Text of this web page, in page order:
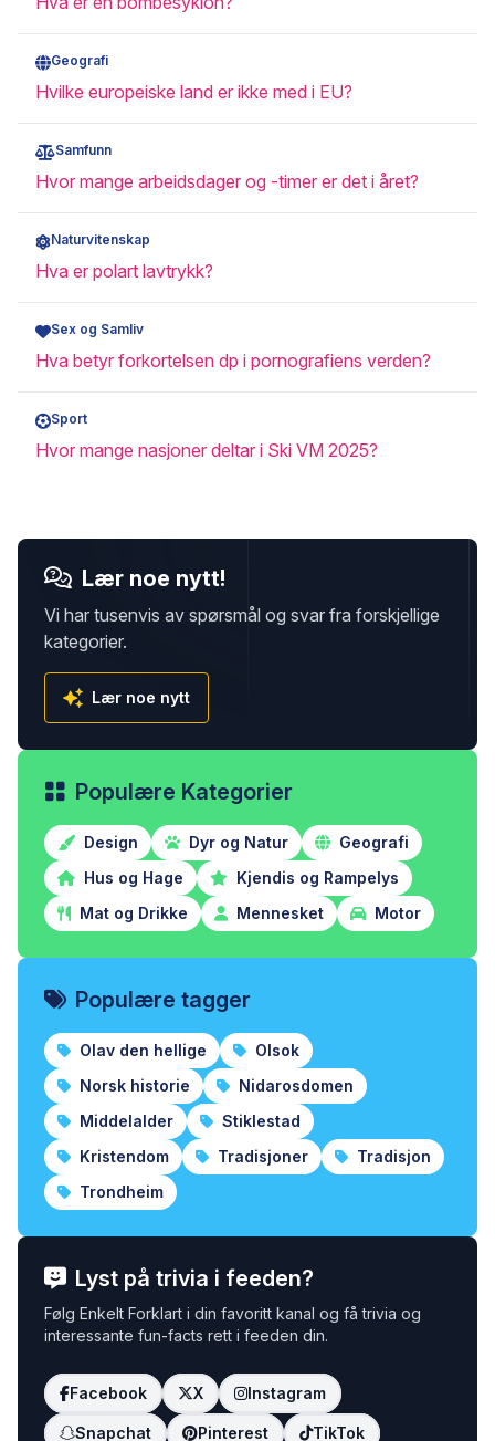
Geografi
Hvilke europeiske land er ikke med i EU?
Samfunn
Hvor mange arbeidsdager og -timer er det i året?
Naturvitenskap
Hva er polart lavtrykk?
Sex og Samliv
Hva betyr forkortelsen dp i pornografiens verden?
Sport
Hvor mange nasjoner deltar i Ski VM 2025?
Lær noe nytt!
Vi har tusenvis av spørsmål og svar fra forskjellige
kategorier.
Lær noe nytt
Populære Kategorier
Design Dyr og Natur
Geografi
Hus og Hage
Kjendis og Rampelys
Mat og Drikke
Mennesket Motor
Populære tagger
Olav den hellige
Olsok
Norsk historie
Nidarosdomen
Middelalder
Stiklestad
Kristendom
Tradisjoner
Tradisjon
Trondheim
Lyst på trivia i feeden?
Følg Enkelt Forklart i din favoritt kanal og få trivia og
interessante fun-facts rett i feeden din.
Facebook X Instagram
Snapchat Pinterest TikTok